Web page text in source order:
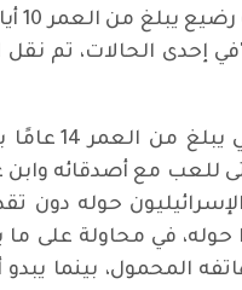
"مقتل
ويشير التقرير
للعب مع أصدقائه
الإسرائيليون
في محاولة على ما
المحمول، بينما